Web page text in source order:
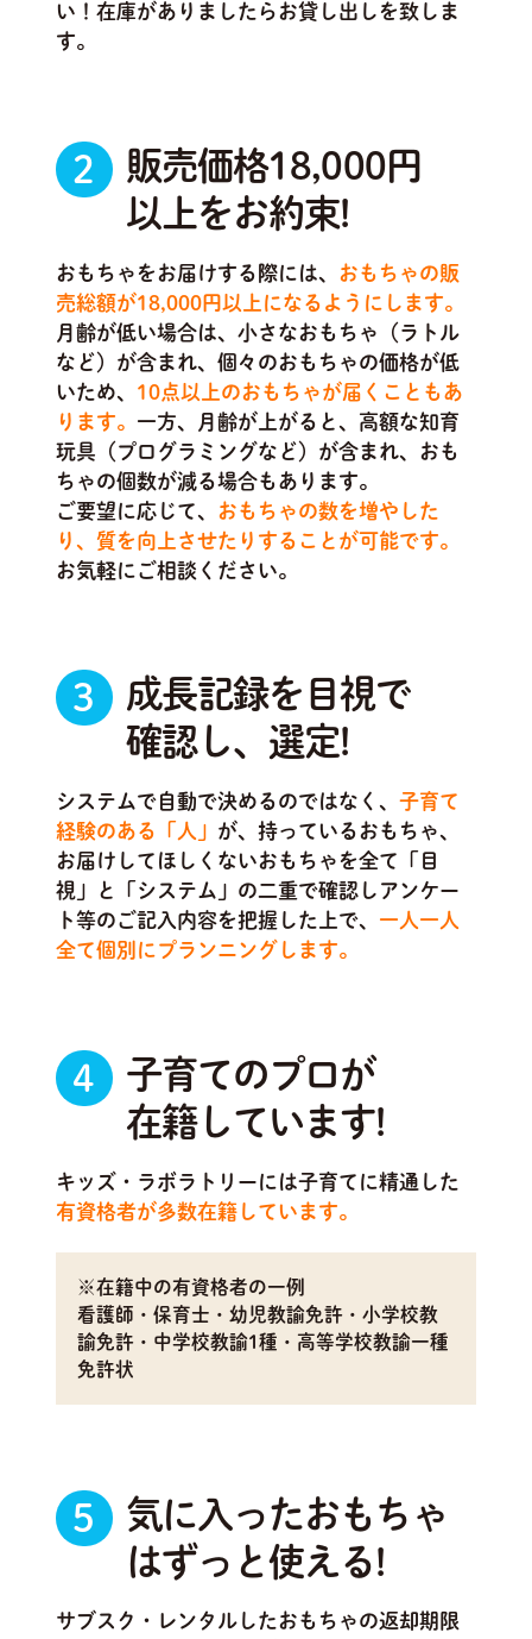
い！在庫がありましたらお貸し出しを致しま
す。
2
販売価格18,000円
以上をお約束!
おもちゃをお届けする際には、 おもちゃの販
売総額が18,000円以上になるようにします。
月齢が低い場合は、小さなおもちゃ（ラトル
など）が含まれ、個々のおもちゃの価格が低
いため、 10点以上のおもちゃが届くこともあ
ります。 一方、月齢が上がると、高額な知育
玩具（プログラミングなど）が含まれ、おも
ちゃの個数が減る場合もあります。
ご要望に応じて、 おもちゃの数を増やした
り、質を向上させたりすることが可能です。
お気軽にご相談ください。
3
成長記録を目視で
確認し、選定!
システムで自動で決めるのではなく、子育て
経験のある「人」 が、持っているおもちゃ、
お届けしてほしくないおもちゃを全て「目
視」と「システム」の二重で確認しアンケー
ト等のご記入内容を把握した上で、 一人一人
全て個別にプランニングします。
4
子育てのプロが
在籍しています!
キッズ・ラボラトリーには子育てに精通した
有資格者が多数在籍しています。
※在籍中の有資格者の一例
看護師・保育士・幼児教諭免許・小学校教
諭免許・中学校教諭1種・高等学校教諭一種
免許状
5
気に入ったおもちゃ
はずっと使える!
サブスク・レンタルしたおもちゃの返却期限